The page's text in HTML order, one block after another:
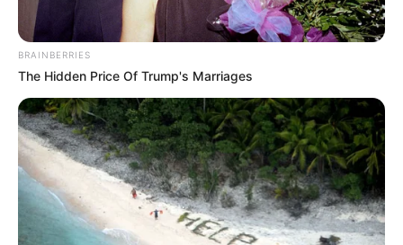
BRAINBERRIES
The Hidden Price Of Trump's Marriages